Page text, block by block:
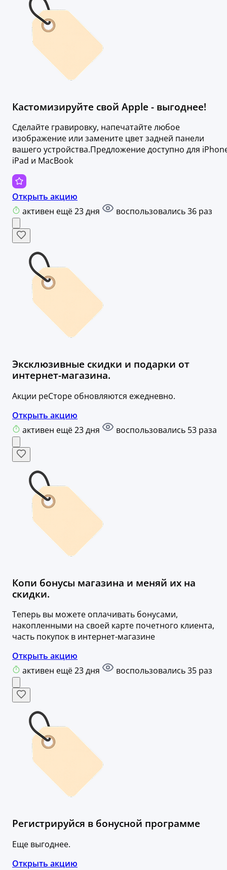
Кастомизируйте свой Apple - выгоднее!
Сделайте гравировку, напечатайте любое
изображение или замените цвет задней панели
вашего устройства.Предложение доступно для
iPad и MacBook
Открыть акцию
активен ещё 23 дня
воспользовались 36 раз
Эксклюзивные скидки и подарки от
интернет-магазина.
Акции реСторе обновляются ежедневно.
Открыть акцию
активен ещё 23 дня
воспользовались 53 раза
Копи бонусы магазина и меняй их на
скидки.
Теперь вы можете оплачивать бонусами,
накопленными на своей карте почетного клиента,
часть покупок в интернет-магазине
Открыть акцию
активен ещё 23 дня
воспользовались 35 раз
Регистрируйся в бонусной программе
Еще выгоднее.
Открыть акцию